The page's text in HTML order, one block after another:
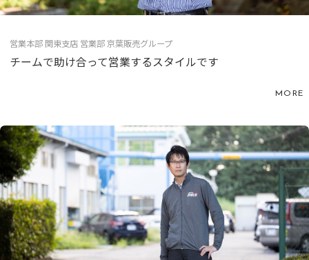
営業本部 関東支店 営業部 京葉販売グループ
チームで助け合って営業するスタイルです
MORE